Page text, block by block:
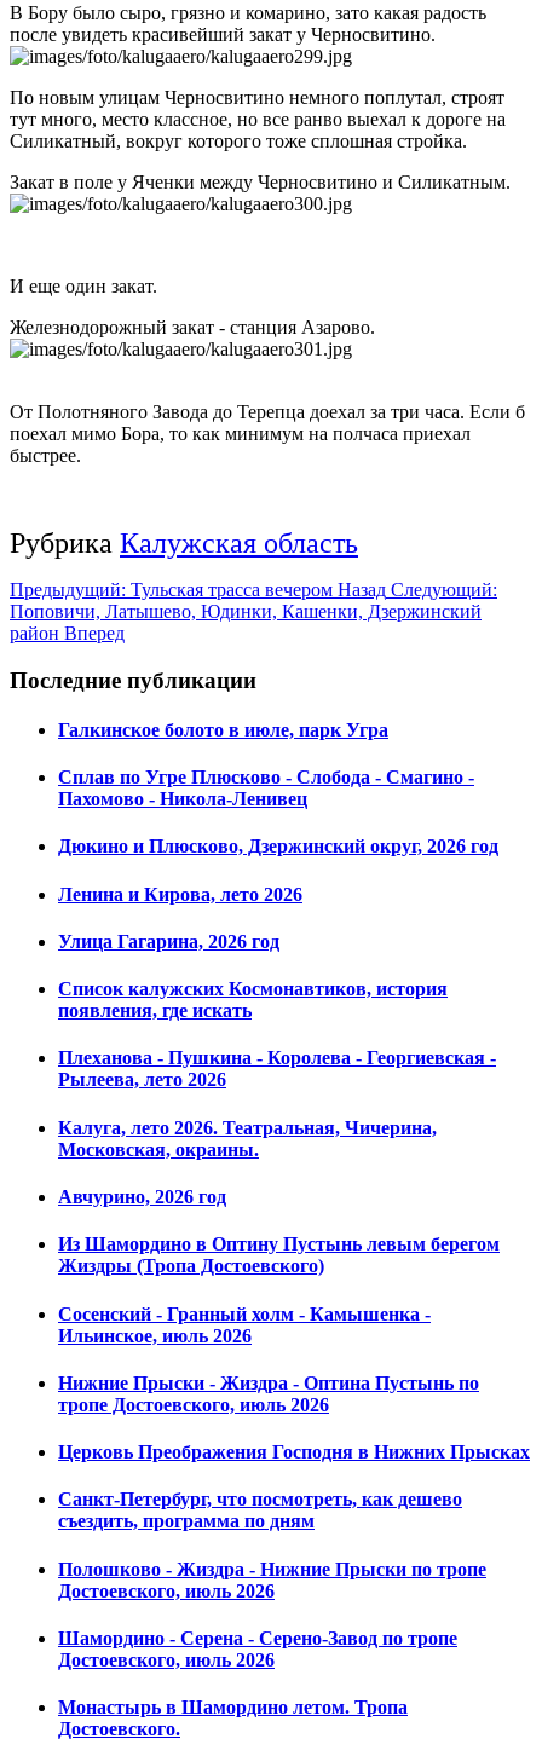
В Бору было сыро, грязно и комарино, зато какая радость
после увидеть красивейший закат у Черносвитино.
По новым улицам Черносвитино немного поплутал, строят
тут много, место классное, но все ранво выехал к дороге на
Силикатный, вокруг которого тоже сплошная стройка.
Закат в поле у Яченки между Черносвитино и Силикатным.
И еще один закат.
Железнодорожный закат - станция Азарово.
От Полотняного Завода до Терепца доехал за три часа. Если б
поехал мимо Бора, то как минимум на полчаса приехал
быстрее.
Рубрика Калужская область
Предыдущий: Тульская трасса вечером Назад Следующий:
Поповичи, Латышево, Юдинки, Кашенки, Дзержинский
район Вперед
Последние публикации
Галкинское болото в июле, парк Угра
Сплав по Угре Плюсково - Слобода - Смагино -
Пахомово - Никола-Ленивец
Дюкино и Плюсково, Дзержинский округ, 2026 год
Ленина и Кирова, лето 2026
Улица Гагарина, 2026 год
Список калужских Космонавтиков, история
появления, где искать
Плеханова - Пушкина - Королева - Георгиевская -
Рылеева, лето 2026
Калуга, лето 2026. Театральная, Чичерина,
Московская, окраины.
Авчурино, 2026 год
Из Шамордино в Оптину Пустынь левым берегом
Жиздры (Тропа Достоевского)
Сосенский - Гранный холм - Камышенка -
Ильинское, июль 2026
Нижние Прыски - Жиздра - Оптина Пустынь по
тропе Достоевского, июль 2026
Церковь Преображения Господня в Нижних Прысках
Санкт-Петербург, что посмотреть, как дешево
съездить, программа по дням
Полошково - Жиздра - Нижние Прыски по тропе
Достоевского, июль 2026
Шамордино - Серена - Серено-Завод по тропе
Достоевского, июль 2026
Монастырь в Шамордино летом. Тропа
Достоевского.